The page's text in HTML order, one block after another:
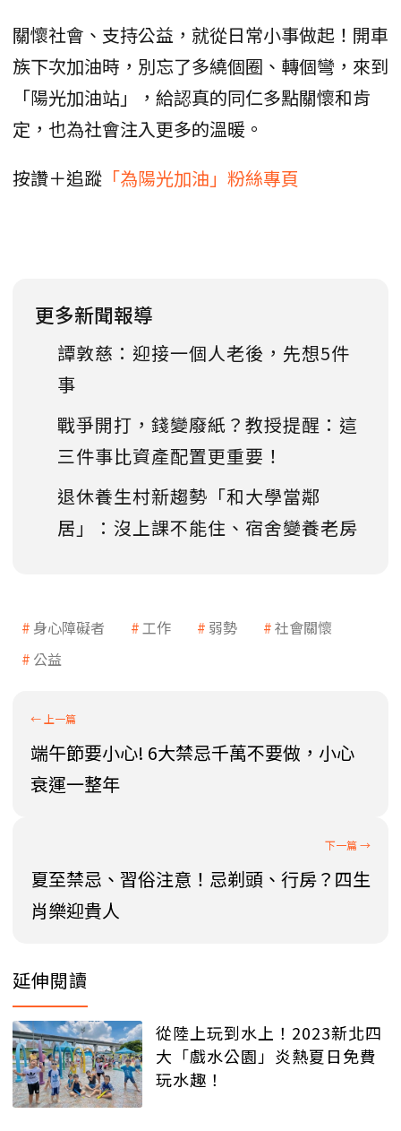
關懷社會、支持公益，就從日常小事做起！開車
族下次加油時，別忘了多繞個圈、轉個彎，來到
「陽光加油站」，給認真的同仁多點關懷和肯
定，也為社會注入更多的溫暖。
按讚＋追蹤 「為陽光加油」粉絲專頁
更多新聞報導
譚敦慈：迎接一個人老後，先想5件
事
戰爭開打，錢變廢紙？教授提醒：這
三件事比資產配置更重要！
退休養生村新趨勢「和大學當鄰
居」：沒上課不能住、宿舍變養老房
身心障礙者 工作 弱勢
社會關懷
公益
端午節要小心! 6大禁忌千萬不要做，小心
衰運一整年
夏至禁忌、習俗注意！忌剃頭、行房？四生
肖樂迎貴人
延伸閱讀
從陸上玩到水上！2023新北四
大「戲水公園」炎熱夏日免費
玩水趣！